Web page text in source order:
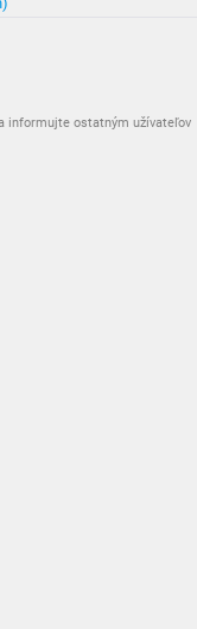
informujte ostatným užívateľov